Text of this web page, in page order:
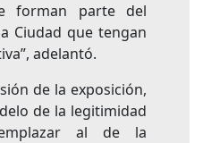
forman parte del
Ciudad que tengan
adelantó.
de la exposición,
de la legitimidad
al de la